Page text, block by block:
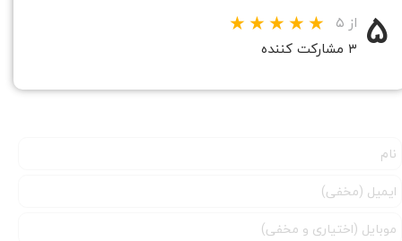
۵ از ۵
★★
۳ مشارکت کننده